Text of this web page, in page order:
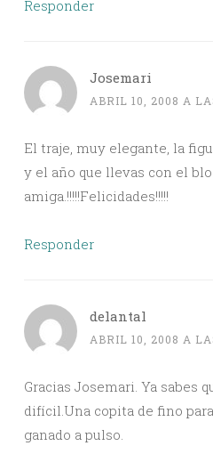
Responder
Josemari
ABRIL 10, 2008 A
El traje, muy elegante, la
y el año que llevas con el
amiga.!!!!!Felicidades!!!!!
Responder
delantal
ABRIL 10, 2008 A
Gracias Josemari. Ya sabes
difícil.Una copita de fino
ganado a pulso.